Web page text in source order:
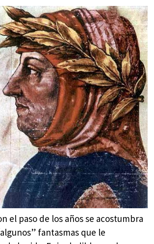
el paso de los años se acostumbra
fantasmas que le